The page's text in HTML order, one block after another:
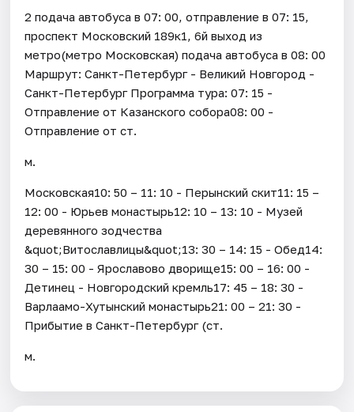
2 подача автобуса в 07: 00, отправление в 07: 15,
проспект Московский 189к1, 6й выход из
метро(метро Московская) подача автобуса в 08: 00
Маршрут: Санкт-Петербург - Великий Новгород -
Санкт-Петербург Программа тура: 07: 15 -
Отправление от Казанского собора08: 00 -
Отправление от ст.
м.
Московская10: 50 – 11: 10 - Перынский скит11: 15 –
12: 00 - Юрьев монастырь12: 10 – 13: 10 - Музей
деревянного зодчества
&quot;Витославлицы&quot;13: 30 – 14: 15 - Обед14:
30 – 15: 00 - Ярославово дворище15: 00 – 16: 00 -
Детинец - Новгородский кремль17: 45 – 18: 30 -
Варлаамо-Хутынский монастырь21: 00 – 21: 30 -
Прибытие в Санкт-Петербург (ст.
м.